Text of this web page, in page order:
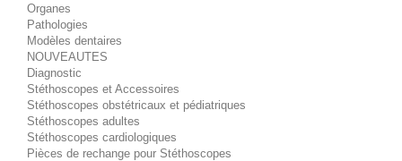
Organes
Pathologies
Modèles dentaires
NOUVEAUTES
Diagnostic
Stéthoscopes et Accessoires
Stéthoscopes obstétricaux et pédiatriques
Stéthoscopes adultes
Stéthoscopes cardiologiques
Pièces de rechange pour Stéthoscopes